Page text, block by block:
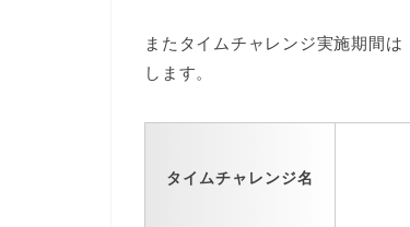
またタイムチャレンジ実施期間は
します。
タイムチャレンジ名